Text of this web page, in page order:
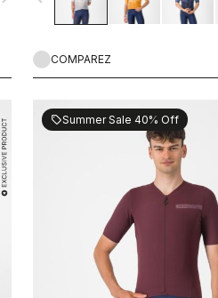
COMPAREZ
sellSummer Sale 40% Off